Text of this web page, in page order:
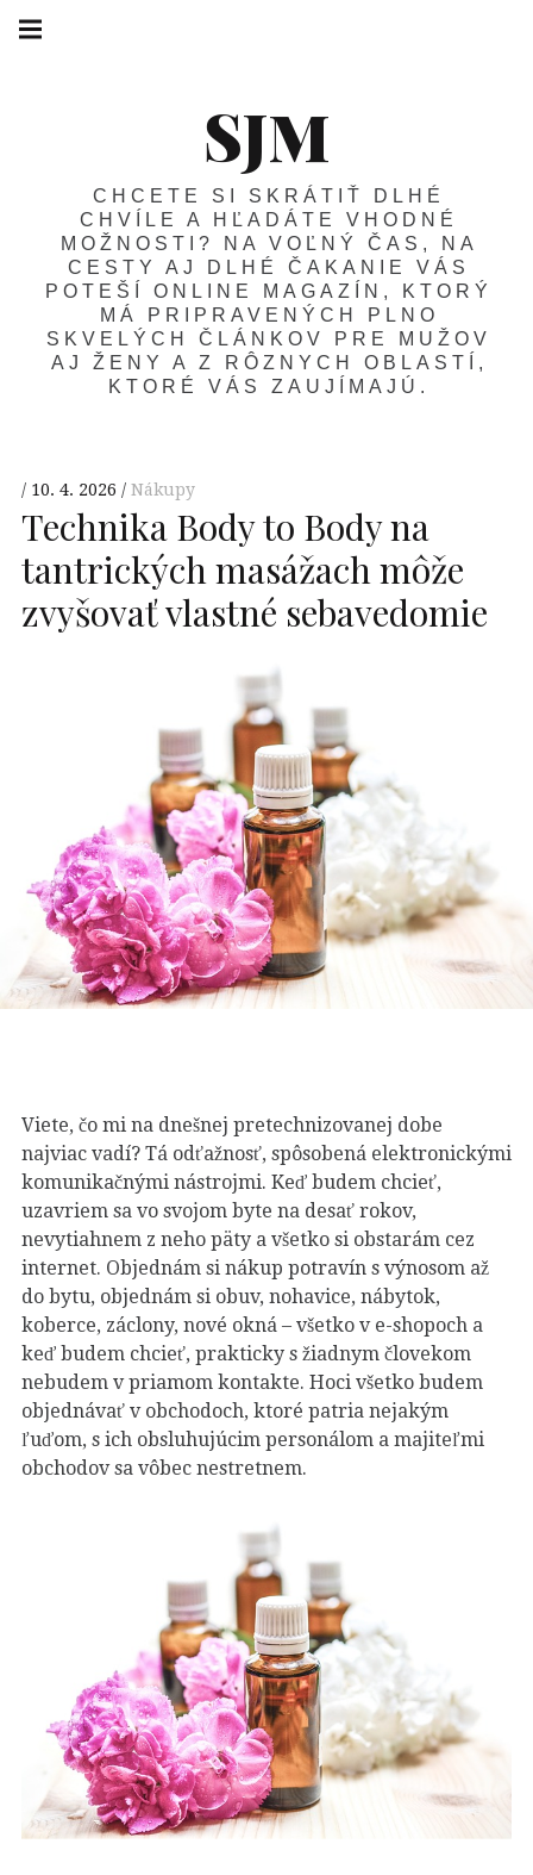
SJM
CHCETE SI SKRÁTIŤ DLHÉ
CHVÍLE A HĽADÁTE VHODNÉ
MOŽNOSTI? NA VOĽNÝ ČAS, NA
CESTY AJ DLHÉ ČAKANIE VÁS
POTEŠÍ ONLINE MAGAZÍN, KTORÝ
MÁ PRIPRAVENÝCH PLNO
SKVELÝCH ČLÁNKOV PRE MUŽOV
AJ ŽENY A Z RÔZNYCH OBLASTÍ,
KTORÉ VÁS ZAUJÍMAJÚ.
10. 4. 2026 Nákupy
Technika Body to Body na
tantrických masážach môže
zvyšovať vlastné sebavedomie
Viete, čo mi na dnešnej pretechnizovanej dobe
najviac vadí? Tá odťažnosť, spôsobená elektronickými
komunikačnými nástrojmi. Keď budem chcieť,
uzavriem sa vo svojom byte na desať rokov,
nevytiahnem z neho päty a všetko si obstarám cez
internet. Objednám si nákup potravín s výnosom až
do bytu, objednám si obuv, nohavice, nábytok,
koberce, záclony, nové okná – všetko v e-shopoch a
keď budem chcieť, prakticky s žiadnym človekom
nebudem v priamom kontakte. Hoci všetko budem
objednávať v obchodoch, ktoré patria nejakým
ľuďom, s ich obsluhujúcim personálom a majiteľmi
obchodov sa vôbec nestretnem.